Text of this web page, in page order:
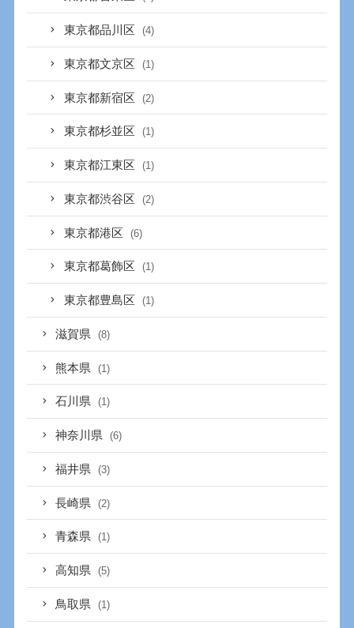
東京都品川区 (4)
東京都文京区 (1)
東京都新宿区 (2)
東京都杉並区 (1)
東京都江東区 (1)
東京都渋谷区 (2)
東京都港区 (6)
東京都葛飾区 (1)
東京都豊島区 (1)
滋賀県 (8)
熊本県 (1)
石川県 (1)
神奈川県 (6)
福井県 (3)
長崎県 (2)
青森県 (1)
高知県 (5)
鳥取県 (1)